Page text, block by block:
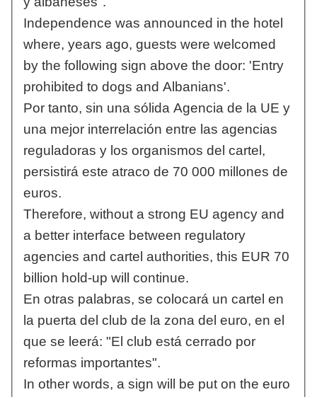
Independence was announced in the hotel
where, years ago, guests were welcomed
by the following sign above the door: 'Entry
prohibited to dogs and Albanians'.
Por tanto, sin una sólida Agencia de la UE y
una mejor interrelación entre las agencias
reguladoras y los organismos del cartel,
persistirá este atraco de 70 000 millones de
euros.
Therefore, without a strong EU agency and
a better interface between regulatory
agencies and cartel authorities, this EUR 70
billion hold-up will continue.
En otras palabras, se colocará un cartel en
la puerta del club de la zona del euro, en el
que se leerá: "El club está cerrado por
reformas importantes".
In other words, a sign will be put on the euro